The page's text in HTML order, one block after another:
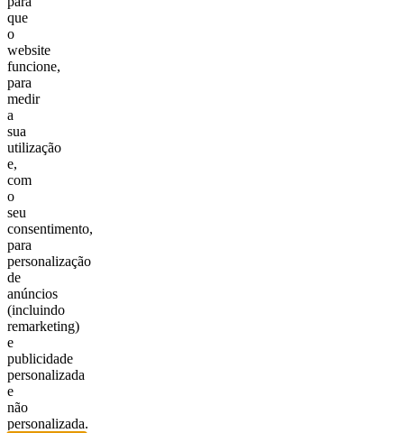
que
o
website
funcione,
para
medir
a
sua
utilização
e,
com
o
seu
consentimento,
para
personalização
de
anúncios
(incluindo
remarketing)
e
publicidade
personalizada
e
não
personalizada.